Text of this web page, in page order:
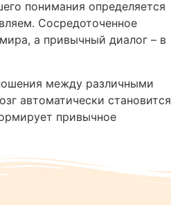
понимания определяется
Сосредоточенное
а привычный диалог – в
между различными
автоматически становится
привычное